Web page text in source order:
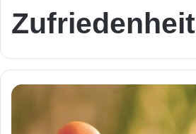
Zufriedenheit